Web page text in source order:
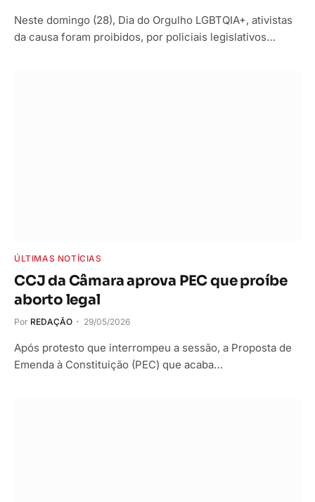
Neste domingo (28), Dia do Orgulho LGBTQIA+, ativistas
da causa foram proibidos, por policiais legislativos…
ÚLTIMAS NOTÍCIAS
CCJ da Câmara aprova PEC que proíbe
aborto legal
Por REDAÇÃO 29/05/2026
Após protesto que interrompeu a sessão, a Proposta de
Emenda à Constituição (PEC) que acaba…